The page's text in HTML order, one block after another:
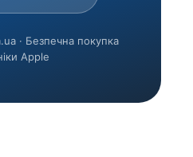
· Безпечна покупка
Apple